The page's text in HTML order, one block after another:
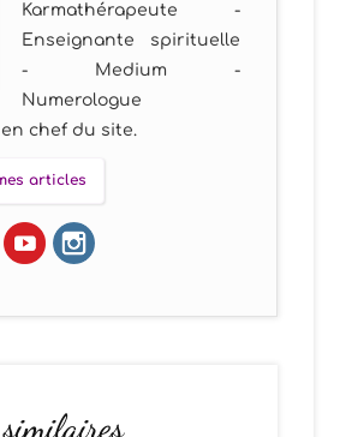
Karmathérapeute -
Enseignante spirituelle
- Medium -
Numerologue
chef du site.
articles